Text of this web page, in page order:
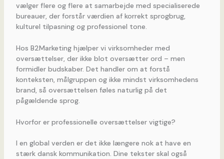
vælger flere og flere at samarbejde med specialiserede
bureauer, der forstår værdien af korrekt sprogbrug,
kulturel tilpasning og professionel tone.
Hos B2Marketing hjælper vi virksomheder med
oversættelser, der ikke blot oversætter ord – men
formidler budskaber. Det handler om at forstå
konteksten, målgruppen og ikke mindst virksomhedens
brand, så oversættelsen føles naturlig på det
pågældende sprog.
Hvorfor er professionelle oversættelser vigtige?
I en global verden er det ikke længere nok at have en
stærk dansk kommunikation. Dine tekster skal også